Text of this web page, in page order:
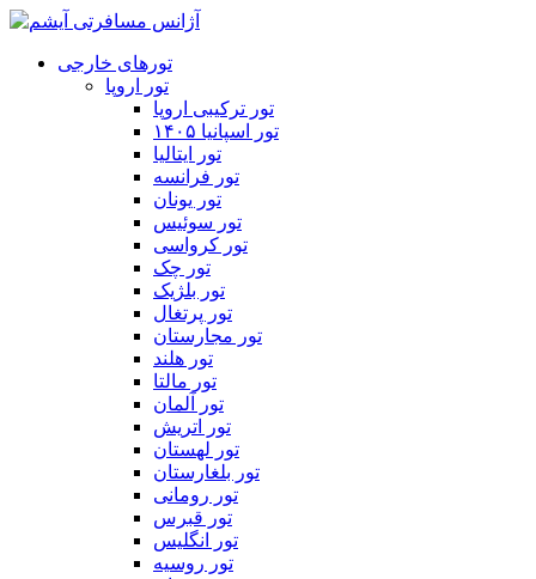
تورهای خارجی
تور اروپا
تور ترکیبی اروپا
تور اسپانیا ۱۴۰۵
تور ایتالیا
تور فرانسه
تور یونان
تور سوئیس
تور کرواسی
تور چک
تور بلژیک
تور پرتغال
تور مجارستان
تور هلند
تور مالتا
تور آلمان
تور اتریش
تور لهستان
تور بلغارستان
تور رومانی
تور قبرس
تور انگلیس
تور روسیه